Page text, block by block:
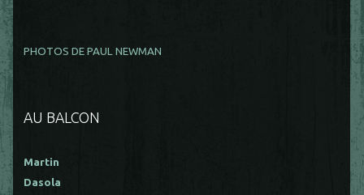
PHOTOS DE PAUL NEWMAN
AU BALCON
Martin
Dasola